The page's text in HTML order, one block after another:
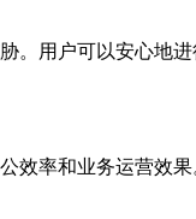
用户可以安心地
率和业务运营效